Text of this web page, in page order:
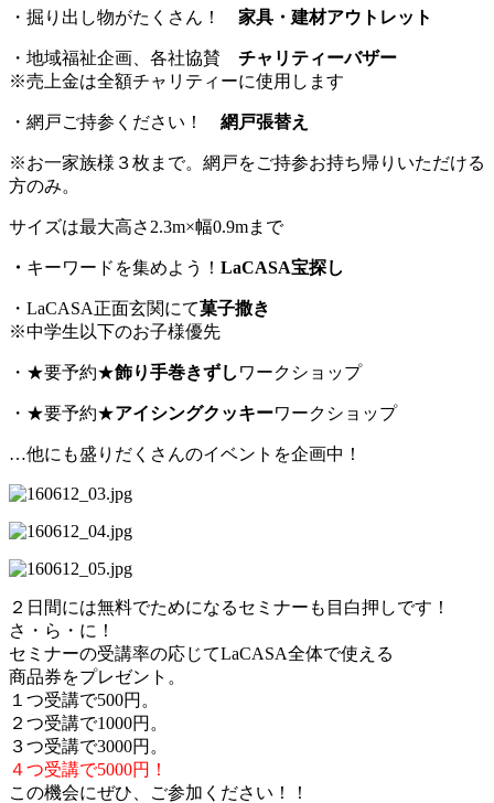
・掘り出し物がたくさん！ 家具・建材アウトレット
・地域福祉企画、各社協賛 チャリティーバザー
※売上金は全額チャリティーに使用します
・網戸ご持参ください！ 網戸張替え
※お一家族様３枚まで。網戸をご持参お持ち帰りいただける
方のみ。
サイズは最大高さ2.3m×幅0.9mまで
・ キーワードを集めよう！ LaCASA宝探し
・LaCASA正面玄関にて菓子撒き
※中学生以下のお子様優先
・★要予約★飾り手巻きずし ワークショップ
・★要予約★アイシングクッキーワークショップ
…他にも盛りだくさんのイベントを企画中！
２日間には無料でためになるセミナーも目白押しです！
さ・ら・に！
セミナーの受講率の応じてLaCASA全体で使える
商品券をプレゼント。
１つ受講で500円。
２つ受講で1000円。
３つ受講で3000円。
４つ受講で5000円！
この機会にぜひ、ご参加ください！！